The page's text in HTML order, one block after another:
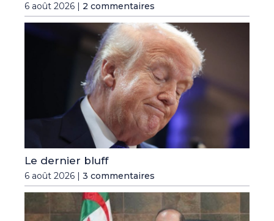
6 août 2026 | 2 commentaires
Le dernier bluff
6 août 2026 | 3 commentaires